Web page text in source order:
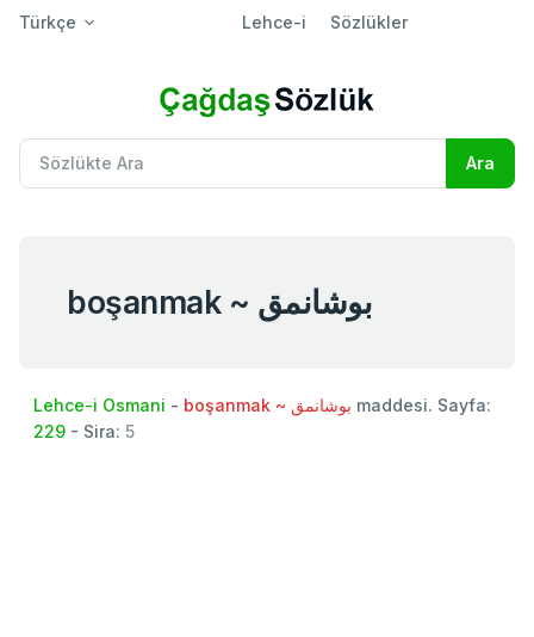
Türkçe Lehce-i Sözlükler
boşanmak ~ بوشانمق
Lehce-i Osmani - boşanmak ~ بوشانمق maddesi. Sayfa:
229 - Sira: 5